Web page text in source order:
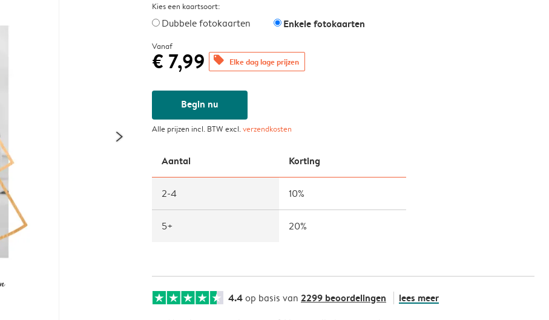
Kies een kaartsoort:
Dubbele fotokaarten Enkele fotokaarten
Vanaf
€ 7,99 offers Elke dag lage prijzen
Begin nu
Alle prijzen incl. BTW excl.verzendkosten
Aantal Korting
2-4 10%
5+ 20%
4.4op basis van 2299 beoordelingen lees meer